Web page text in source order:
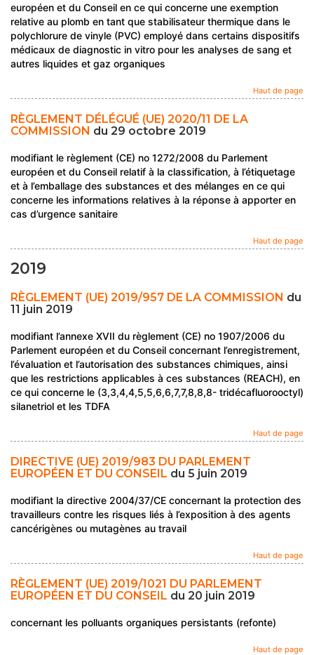
européen et du Conseil en ce qui concerne une exemption
relative au plomb en tant que stabilisateur thermique dans le
polychlorure de vinyle (PVC) employé dans certains dispositifs
médicaux de diagnostic in vitro pour les analyses de sang et
autres liquides et gaz organiques
Haut de page
RÈGLEMENT DÉLÉGUÉ (UE) 2020/11 DE LA
COMMISSION du 29 octobre 2019
modifiant le règlement (CE) no 1272/2008 du Parlement
européen et du Conseil relatif à la classification, à l’étiquetage
et à l’emballage des substances et des mélanges en ce qui
concerne les informations relatives à la réponse à apporter en
cas d’urgence sanitaire
Haut de page
2019
RÈGLEMENT (UE) 2019/957 DE LA COMMISSION du
11 juin 2019
modifiant l’annexe XVII du règlement (CE) no 1907/2006 du
Parlement européen et du Conseil concernant l’enregistrement,
l’évaluation et l’autorisation des substances chimiques, ainsi
que les restrictions applicables à ces substances (REACH), en
ce qui concerne le (3,3,4,4,5,5,6,6,7,7,8,8,8- tridécafluorooctyl)
silanetriol et les TDFA
Haut de page
DIRECTIVE (UE) 2019/983 DU PARLEMENT
EUROPÉEN ET DU CONSEIL du 5 juin 2019
modifiant la directive 2004/37/CE concernant la protection des
travailleurs contre les risques liés à l’exposition à des agents
cancérigènes ou mutagènes au travail
Haut de page
RÈGLEMENT (UE) 2019/1021 DU PARLEMENT
EUROPÉEN ET DU CONSEIL du 20 juin 2019
concernant les polluants organiques persistants (refonte)
Haut de page